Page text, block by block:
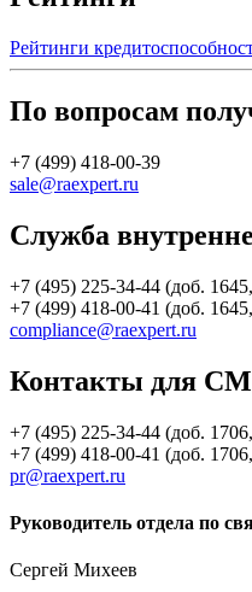
Рейтинги
По вопросам
+7 (499) 418-00-39
sale@raexpert.ru
Служба
+7 (495) 225-34-44 (доб.
+7 (499) 418-00-41 (доб.
compliance@raexpert.ru
Контакты для
+7 (495) 225-34-44 (доб.
+7 (499) 418-00-41 (доб.
pr@raexpert.ru
Руководитель отдела по
Сергей Михеев